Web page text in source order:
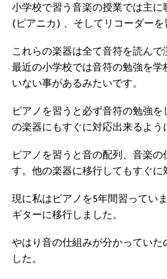
小学校で習う音楽の授業では主に
(ピアニカ) 、そしてリコーダーを
これらの楽器は全て音符を読んで
最近の小学校では音符の勉強を学
いない事があるみたいです。
ピアノを習うと必ず音符の勉強を
の楽器にもすぐに対応出来るよう
ピアノを習うと音の配列、音楽の
す。他の楽器に移行してもすぐに
現に私はピアノを5年間習ってい
ギターに移行しました。
やはり音の仕組みが分かっていた
した。